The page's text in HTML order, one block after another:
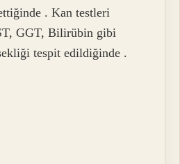
. Kan testleri
GGT, Bilirübin gibi
tespit edildiğinde .